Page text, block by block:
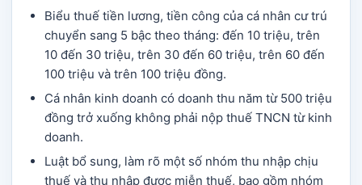
Biểu thuế tiền lương, tiền công của cá nhân cư trú
chuyển sang 5 bậc theo tháng: đến 10 triệu, trên
10 đến 30 triệu, trên 30 đến 60 triệu, trên 60 đến
100 triệu và trên 100 triệu đồng.
Cá nhân kinh doanh có doanh thu năm từ 500 triệu
đồng trở xuống không phải nộp thuế TNCN từ kinh
doanh.
Luật bổ sung, làm rõ một số nhóm thu nhập chịu
thuế và thu nhập được miễn thuế, bao gồm nhóm